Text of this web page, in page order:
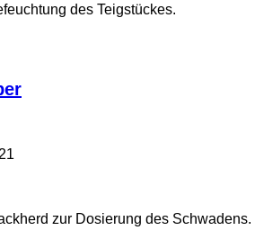
des Teigstückes.
zur Dosierung des Schwadens.